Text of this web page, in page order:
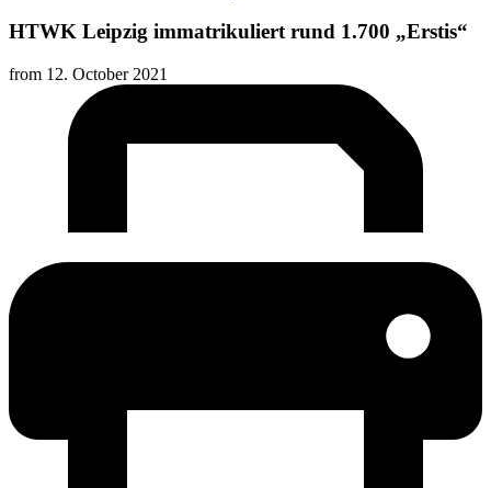
HTWK Leipzig immatrikuliert rund 1.700 „Erstis“
from 12. October 2021